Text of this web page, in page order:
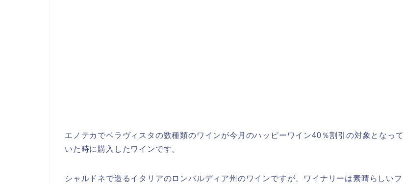
エノテカでベラヴィスタの数種類のワインが今月のハッピーワイン40％割引の対象となって
いた時に購入したワインです。
シャルドネで造るイタリアのロンバルディア州のワインですが、ワイナリーは素晴らしいフ